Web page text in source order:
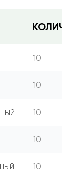
10
10
10
10
10